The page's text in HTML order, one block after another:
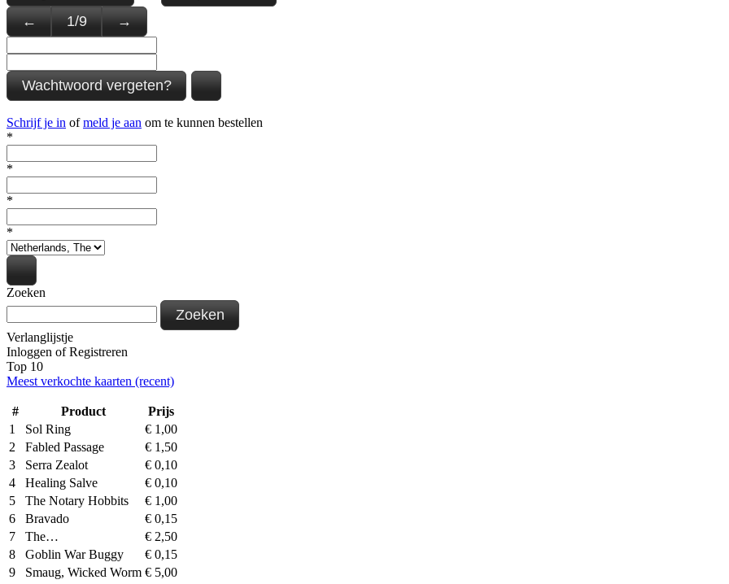
←
1/9 →
Wachtwoord vergeten?
Schrijf je in ofmeld je aan om te kunnen bestellen
*
*
*
*
Zoeken
Zoeken
Verlanglijstje
Inloggen ofRegistreren
Top 10
Meest verkochte kaarten (recent)
# Product
Prijs
1
Sol Ring € 1,00
2
Fabled Passage € 1,50
3
Serra Zealot € 0,10
4
Healing Salve € 0,10
5
The Notary Hobbits € 1,00
6
Bravado € 0,15
7
The… € 2,50
8
Goblin War Buggy € 0,15
9
Smaug, Wicked Worm € 5,00